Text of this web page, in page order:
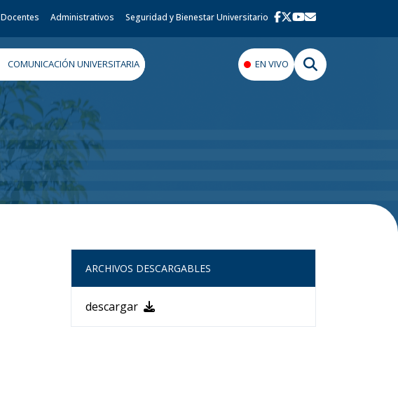
Docentes Administrativos Seguridad y Bienestar Universitario
COMUNICACIÓN UNIVERSITARIA EN VIVO
ARCHIVOS DESCARGABLES
descargar